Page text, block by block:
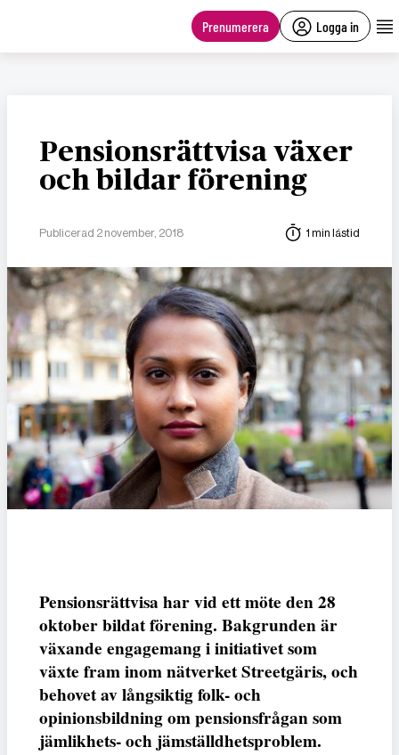
Prenumerera Logga in
Pensionsrättvisa växer
och bildar förening
Publicerad 2 november, 2018 1 min lästid
Pensionsrättvisa har vid ett möte den 28
oktober bildat förening. Bakgrunden är
växande engagemang i initiativet som
växte fram inom nätverket Streetgäris, och
behovet av långsiktig folk- och
opinionsbildning om pensionsfrågan som
jämlikhets- och jämställdhetsproblem.